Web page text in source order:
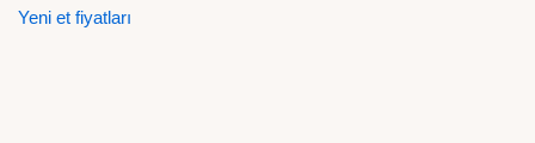
Yeni et fiyatları